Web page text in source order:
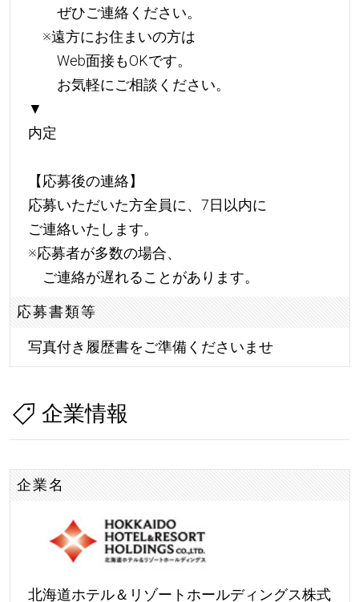
ぜひご連絡ください。
※遠方にお住まいの方は
Web面接もOKです。
お気軽にご相談ください。
▼
内定
【応募後の連絡】
応募いただいた方全員に、7日以内に
ご連絡いたします。
※応募者が多数の場合、
ご連絡が遅れることがあります。
応募書類等
写真付き履歴書をご準備くださいませ
企業情報
企業名
北海道ホテル＆リゾートホールディングス株式